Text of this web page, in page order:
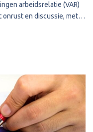
arbeidsrelatie (VAR)
en discussie, met